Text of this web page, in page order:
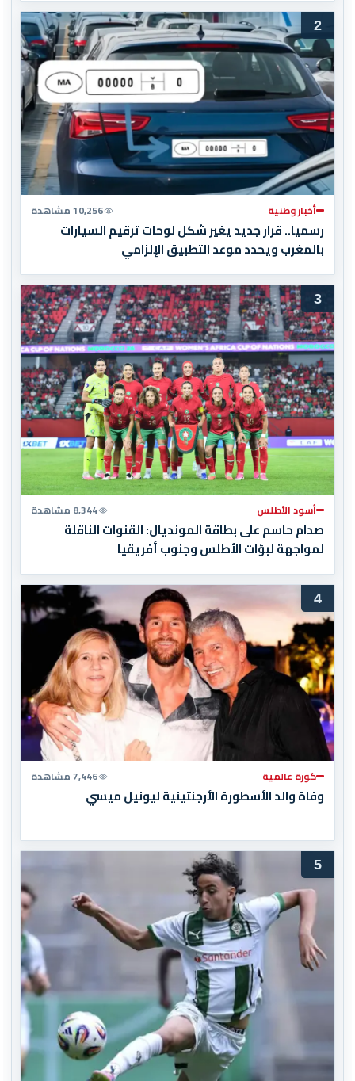
2
أخبار وطنية 10,256 مشاهدة
رسميا.. قرار جديد يغير شكل لوحات ترقيم السيارات
بالمغرب ويحدد موعد التطبيق الإلزامي
3
أسود الأطلس 8,344 مشاهدة
صدام حاسم على بطاقة المونديال: القنوات الناقلة
لمواجهة لبؤات الأطلس وجنوب أفريقيا
4
كورة عالمية 7,446 مشاهدة
وفاة والد الأسطورة الأرجنتينية ليونيل ميسي
5